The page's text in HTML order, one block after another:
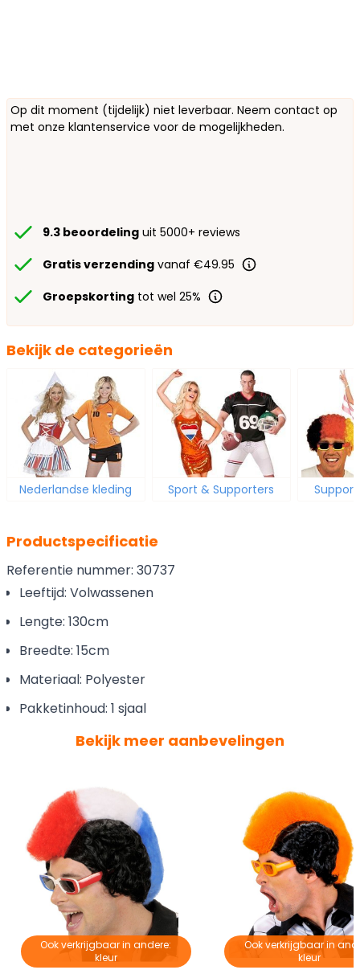
Op dit moment (tijdelijk) niet leverbaar. Neem contact op
met onze klantenservice voor de mogelijkheden.
9.3 beoordeling uit 5000+ reviews
Gratis verzending vanaf €49.95
Groepskorting tot wel 25%
Bekijk de categorieën
Nederlandse kleding Sport & Supporters
Productspecificatie
Referentie nummer: 30737
Leeftijd: Volwassenen
Lengte: 130cm
Breedte: 15cm
Materiaal: Polyester
Pakketinhoud: 1 sjaal
Bekijk meer aanbevelingen
Ook verkrijgbaar in andere:
kleur
Ook verkrijgbaar in
kleur